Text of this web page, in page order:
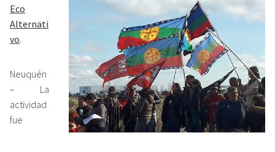
Eco
Alternati
vo.
Neuquén
– La
actividad
fue